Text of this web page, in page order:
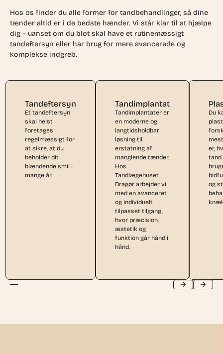
Hos os finder du alle former for tandbehandlinger, så dine
tænder altid er i de bedste hænder. Vi står klar til at hjælpe
dig – uanset om du blot skal have et rutinemæssigt
tandeftersyn eller har brug for mere avancerede og
komplekse indgreb.
Tandeftersyn
Et tandeftersyn
skal helst
foretages
regelmæssigt for
at sikre, at du
beholder dit
blændende smil i
mange år.
Tandimplantat
Tandimplantater er
en moderne og
langtidsholdbar
løsning til
erstatning af
manglende tænder.
Hos
Tandlægehuset
Dragør arbejder vi
med en avanceret
og individuelt
tilpasset tilgang,
hvor præcision,
æstetik og
funktion går hånd i
hånd.
Du
er,
og